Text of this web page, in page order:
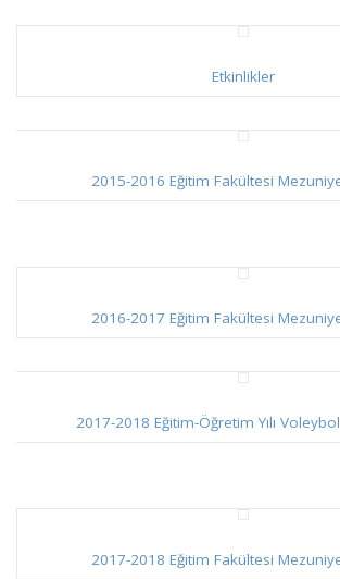
Etkinlikler
2015-2016 Eğitim Fakültesi
2016-2017 Eğitim Fakültesi
2017-2018 Eğitim-Öğretim Yılı
2017-2018 Eğitim Fakültesi